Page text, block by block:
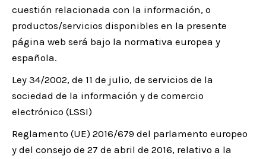
cuestión relacionada con la información, o
productos/servicios disponibles en la presente
página web será bajo la normativa europea y
española.
Ley 34/2002, de 11 de julio, de servicios de la
sociedad de la información y de comercio
electrónico (LSSI)
Reglamento (UE) 2016/679 del parlamento europeo
y del consejo de 27 de abril de 2016, relativo a la